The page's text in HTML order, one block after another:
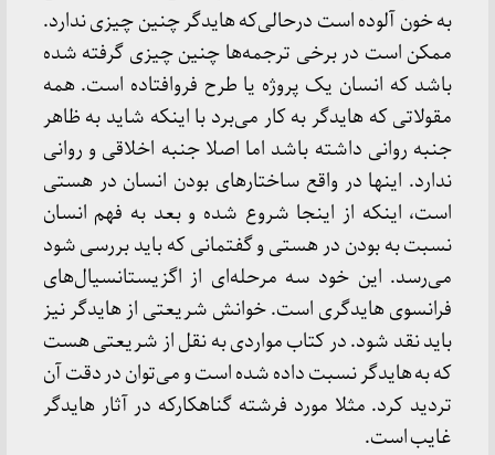
به خون آلوده است درحالی‌که هایدگر چنین چیزی ندارد.
ممکن است در برخی ترجمه‌ها چنین چیزی گرفته شده
باشد که انسان یک پروژه یا طرح فروافتاده است. همه
مقولاتی که هایدگر به کار می‌برد با اینکه شاید به ظاهر
جنبه روانی داشته باشد اما اصلا جنبه اخلاقی و روانی
ندارد. اینها در واقع ساختارهای بودن انسان در هستی
است، اینکه از اینجا شروع شده و بعد به فهم انسان
نسبت به بودن در هستی و گفتمانی که باید بررسی شود
می‌رسد. این خود سه مرحله‌ای از اگزیستانسیال‌های
فرانسوی هایدگری است. خوانش شریعتی از هایدگر نیز
باید نقد شود. در کتاب مواردی به نقل از شریعتی هست
که به هایدگر نسبت داده شده است و می‌توان در دقت آن
تردید کرد. مثلا مورد فرشته گناهکارکه در آثار هایدگر
غایب است.